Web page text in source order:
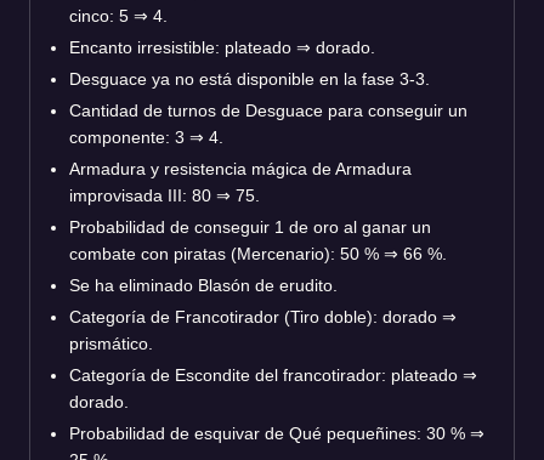
cinco: 5 ⇒ 4.
Encanto irresistible: plateado ⇒ dorado.
Desguace ya no está disponible en la fase 3-3.
Cantidad de turnos de Desguace para conseguir un
componente: 3 ⇒ 4.
Armadura y resistencia mágica de Armadura
improvisada III: 80 ⇒ 75.
Probabilidad de conseguir 1 de oro al ganar un
combate con piratas (Mercenario): 50 % ⇒ 66 %.
Se ha eliminado Blasón de erudito.
Categoría de Francotirador (Tiro doble): dorado ⇒
prismático.
Categoría de Escondite del francotirador: plateado ⇒
dorado.
Probabilidad de esquivar de Qué pequeñines: 30 % ⇒